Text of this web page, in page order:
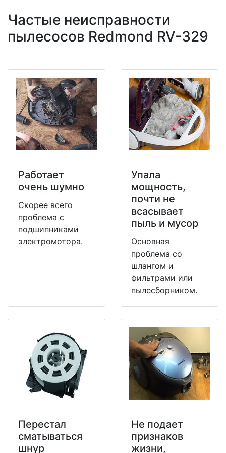
Частые неисправности
пылесосов Redmond RV-329
Работает
очень шумно
Скорее всего
проблема с
подшипниками
электромотора.
Упала
мощность,
почти не
всасывает
пыль и мусор
Основная
проблема со
шлангом и
фильтрами или
пылесборником.
Перестал
сматываться
шнур
Не подает
признаков
жизни,